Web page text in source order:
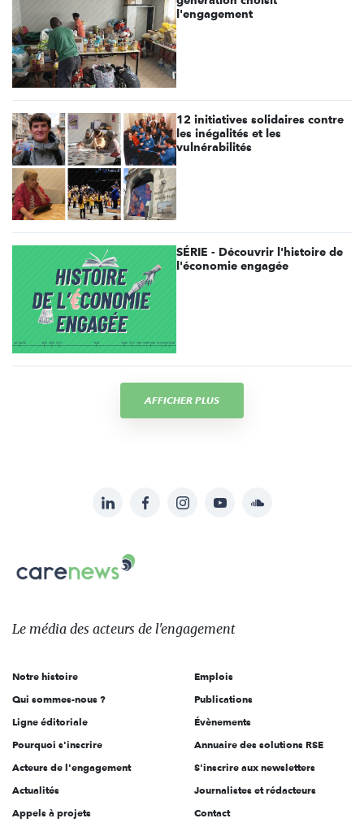
l'engagement
12 initiatives solidaires contre
les inégalités et les
vulnérabilités
SÉRIE - Découvrir l'histoire de
l'économie engagée
AFFICHER PLUS
sur:
LinkedInFacebookInstagramYouTubeSoundcloud
Carenews,
Le
des
l'engagement
Le média des acteurs de l'engagement
Notre histoire
Qui sommes-nous ?
Ligne éditoriale
Pourquoi s'inscrire
Acteurs de l'engagement
Actualités
Appels à projets
Emplois
Publications
Évènements
Annuaire des solutions RSE
S'inscrire aux newsletters
Journalistes et rédacteurs
Contact